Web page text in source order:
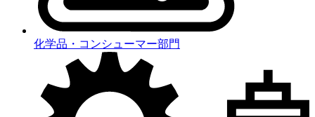
化学品・コンシューマー部門